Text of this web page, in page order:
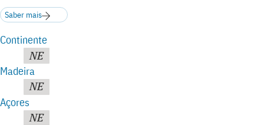
Saber mais
Continente
NE
Madeira
NE
Açores
NE